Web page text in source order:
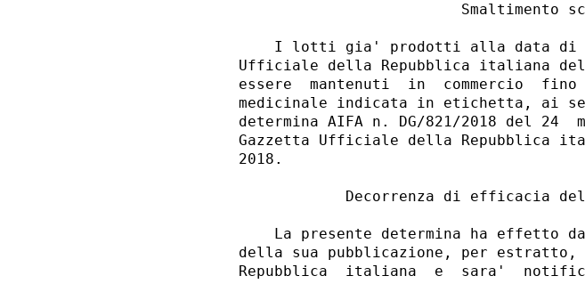
Smaltimento
I lotti gia' prodotti alla data
Ufficiale della Repubblica italiana
essere  mantenuti  in  commercio
medicinale indicata in etichetta, ai
determina AIFA n. DG/821/2018 del 24
Gazzetta Ufficiale della Repubblica
2018.
Decorrenza di efficacia
La presente determina ha effetto
della sua pubblicazione, per
Repubblica  italiana  e  sara'